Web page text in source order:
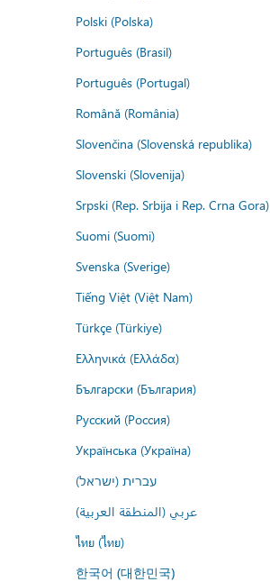
Polski (Polska)
Português (Brasil)
Português (Portugal)
Română (România)
Slovenčina (Slovenská republika)
Slovenski (Slovenija)
Srpski (Rep. Srbija i Rep. Crna Gora)
Suomi (Suomi)
Svenska (Sverige)
Tiếng Việt (Việt Nam)
Türkçe (Türkiye)
Ελληνικά (Ελλάδα)
Български (България)
Русский (Россия)
Українська (Україна)
עברית (ישראל)
عربي (المنطقة العربية)
ไทย (ไทย)
한국어 (대한민국)